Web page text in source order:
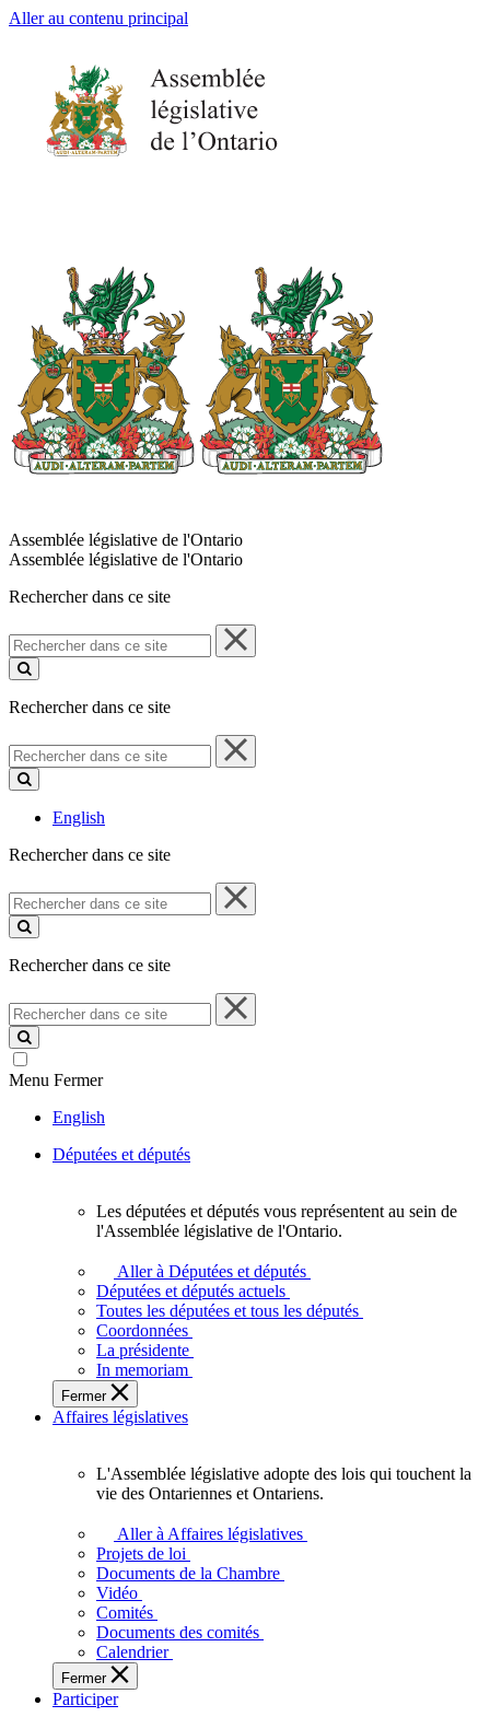
Aller au contenu principal
Assemblée législative de l'Ontario
Assemblée législative de l'Ontario
Rechercher dans ce site
Rechercher
dans
ce
Rechercher dans ce site
Rechercher
dans
ce
English
Rechercher dans ce site
Rechercher
dans
ce
Rechercher dans ce site
Rechercher
dans
ce
site
Menu Fermer
English
Députées et députés
députés
vous
représentent
sein
de
l'Assemblée
législative
l'Ontario.
Les députées et députés vous représentent au sein de
l'Assemblée législative de l'Ontario.
Aller à Députées et députés
Députées et députés actuels
Toutes les députées et tous les députés
Coordonnées
La présidente
In memoriam
Fermer
Affaires législatives
L'Assemblée
adopte
touchent
des
Ontariennes
et
L'Assemblée législative adopte des lois qui touchent la
vie des Ontariennes et Ontariens.
Aller à Affaires législatives
Projets de loi
Documents de la Chambre
Vidéo
Comités
Documents des comités
Calendrier
Fermer
Participer